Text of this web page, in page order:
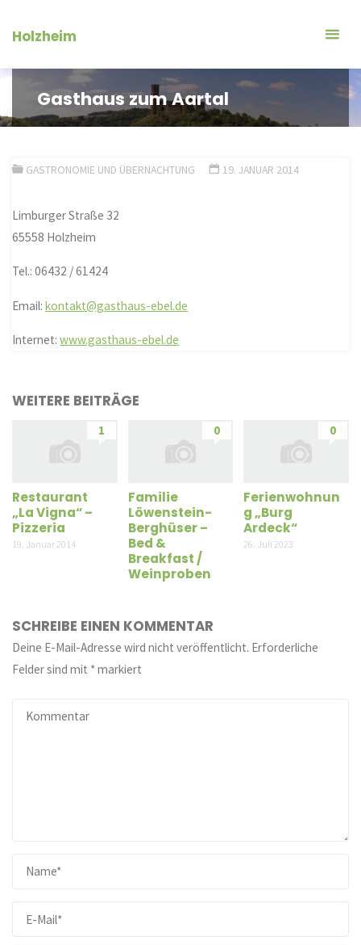
InhaltHolzheim
Gasthaus zum Aartal
GASTRONOMIE UND ÜBERNACHTUNG 19. JANUAR 2014
Limburger Straße 32
65558 Holzheim
Tel.: 06432 / 61424
Email:kontakt@gasthaus-ebel.de
Internet:www.gasthaus-ebel.de
WEITERE BEITRÄGE
1
Restaurant
„La Vigna“ –
Pizzeria
19. Januar 2014
0
Familie
Löwenstein-
Berghüser –
Bed &
Breakfast /
Weinproben
0
Ferienwohnun
g „Burg
Ardeck“
26. Juli 2023
SCHREIBE EINEN KOMMENTAR
Deine E-Mail-Adresse wird nicht veröffentlicht. Erforderliche
Felder sind mit *markiert